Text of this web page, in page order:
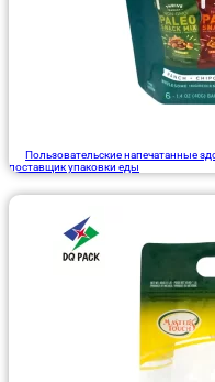
Пользовательские напечатанные
поставщик упаковки еды